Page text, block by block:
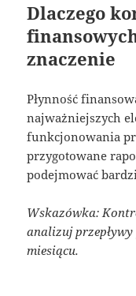
Dlaczego
znaczenie
Płynność
najważniejszych
funkcjonowania
przygotowane
podejmować
Wskazówka:
analizuj
miesiącu.